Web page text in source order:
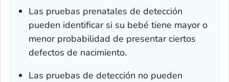
Las pruebas prenatales de detección
pueden identificar si su bebé tiene mayor o
menor probabilidad de presentar ciertos
defectos de nacimiento.
Las pruebas de detección no pueden